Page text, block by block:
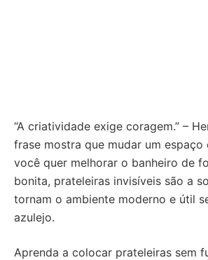
“A criatividade exige coragem.” –
frase mostra que mudar um espaço
você quer melhorar o banheiro de
bonita, prateleiras invisíveis são a
tornam o ambiente moderno e útil
azulejo.
Aprenda a colocar prateleiras sem